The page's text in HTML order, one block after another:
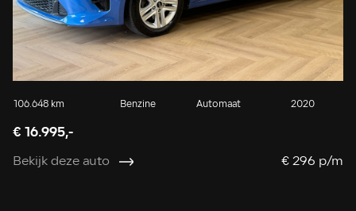
106.648 km Benzine Automaat 2020
€ 16.995,-
Bekijk deze auto € 296 p/m